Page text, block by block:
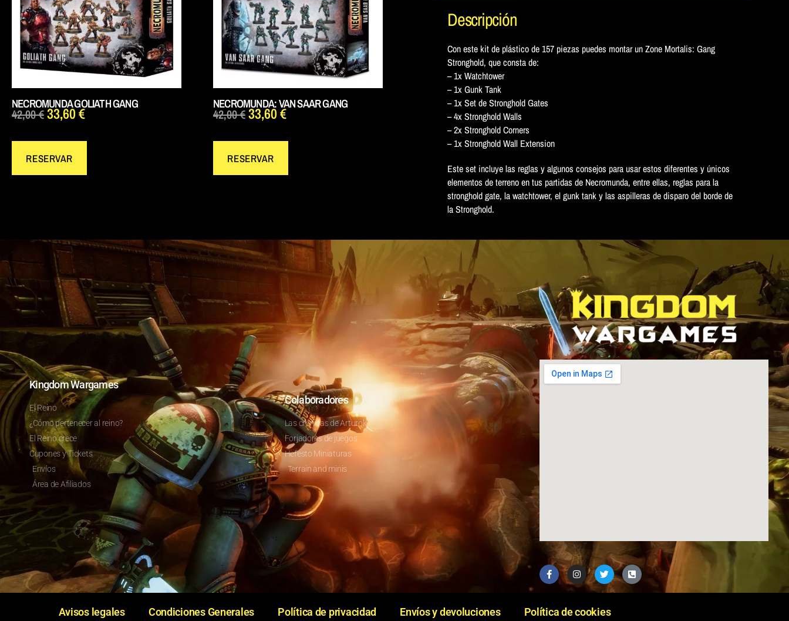
NECROMUNDA GOLIATH GANG
42,00€33,60€
RESERVAR
NECROMUNDA: VAN SAAR GANG
42,00€33,60€
RESERVAR
Descripción
Con este kit de plástico de 157 piezas puedes montar un Zone Mortalis: Gang
Stronghold, que consta de:
– 1x Watchtower
– 1x Gunk Tank
– 1x Set de Stronghold Gates
– 4x Stronghold Walls
– 2x Stronghold Corners
– 1x Stronghold Wall Extension
Este set incluye las reglas y algunos consejos para usar estos diferentes y únicos
elementos de terreno en tus partidas de Necromunda, entre ellas, reglas para la
stronghold gate, la watchtower, el gunk tank y las aspilleras de disparo del borde de
la Stronghold.
Kingdom Wargames
El Reino
¿Cómo pertenecer al reino?
El Reino crece
Cupones y Tickets
Envíos
Área de Afiliados
Colaboradores
Las crónicas de Arturok
Forjadores de juegos
Hefesto Miniaturas
Terrain and minis
Avisos legales Condiciones Generales Política de privacidad Envíos y devoluciones Política de cookies